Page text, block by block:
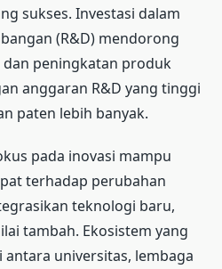
sukses. Investasi dalam
(R&D) mendorong
peningkatan produk
anggaran R&D yang tinggi
paten lebih banyak.
pada inovasi mampu
terhadap perubahan
teknologi baru,
tambah. Ekosistem yang
universitas, lembaga